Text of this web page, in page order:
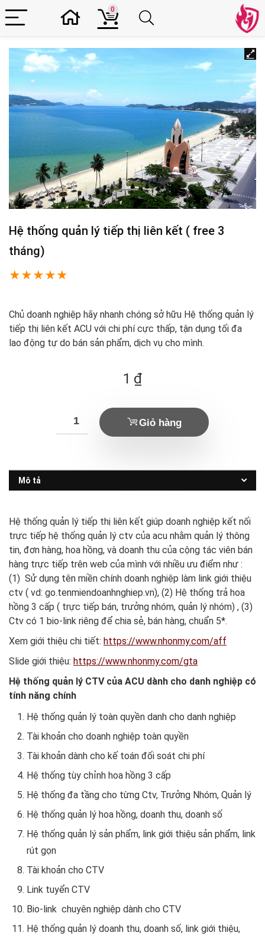
0
Hệ thống quản lý tiếp thị liên kết ( free 3
tháng)
★★★★★
Chủ doanh nghiệp hãy nhanh chóng sở hữu Hệ thống quản lý
tiếp thị liên kết ACU với chi phí cực thấp, tận dụng tối đa
lao động tự do bán sản phẩm, dịch vụ cho mình.
1 ₫
Giỏ hàng
Mô tả
Hệ thống quản lý tiếp thị liên kết giúp doanh nghiệp kết nối
trực tiếp hệ thống quản lý ctv của acu nhằm quản lý thông
tin, đơn hàng, hoa hồng, và doanh thu của cộng tác viên bán
hàng trực tiếp trên web của mình với nhiều ưu điểm như :
(1) Sử dụng tên miền chính doanh nghiệp làm link giới thiệu
ctv ( vd: go.tenmiendoanhnghiep.vn), (2) Hệ thống trả hoa
hồng 3 cấp ( trực tiếp bán, trưởng nhóm, quản lý nhóm) , (3)
Ctv có 1 bio-link riêng để chia sẻ, bán hàng, chuẩn 5*.
Xem giới thiệu chi tiết: https://www.nhonmy.com/aff
Slide giới thiệu: https://www.nhonmy.com/gta
Hệ thống quản lý CTV của ACU dành cho danh nghiệp có
tính năng chính
Hệ thống quản lý toàn quyền danh cho danh nghiệp
Tài khoản cho doanh nghiệp toàn quyền
Tài khoản dành cho kế toán đối soát chi phí
Hệ thống tùy chỉnh hoa hồng 3 cấp
Hệ thống đa tầng cho từng Ctv, Trưởng Nhóm, Quản lý
Hệ thống quản lý hoa hồng, doanh thu, doanh số
Hệ thống quản lý sản phẩm, link giới thiệu sản phẩm, link
rút gọn
Tài khoản cho CTV
Link tuyển CTV
Bio-link chuyên nghiệp dành cho CTV
Hệ thống quản lý doanh thu, doanh số, link giới thiệu,